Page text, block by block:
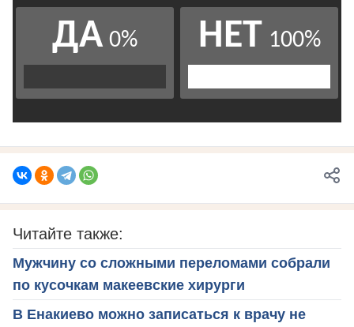
Читайте также:
Мужчину со сложными переломами собрали
по кусочкам макеевские хирурги
В Енакиево можно записаться к врачу не